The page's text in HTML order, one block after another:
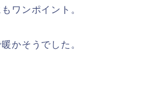
ワンポイント。
かそうでした。